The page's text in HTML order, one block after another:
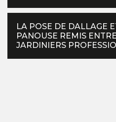
LA POSE DE DALLAGE
PANOUSE REMIS
JARDINIERS